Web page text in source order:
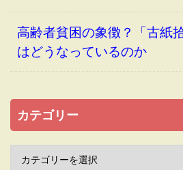
高齢者貧困の象徴？「古紙
はどうなっているのか
カテゴリー